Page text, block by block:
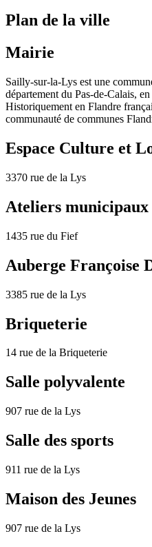
Plan de la ville
Mairie
Sailly-sur-la-Lys est une
département du Pas-de-Calais,
Historiquement en Flandre
communauté de communes
Espace Culture et
3370 rue de la Lys
Ateliers municipaux
1435 rue du Fief
Auberge Françoise
3385 rue de la Lys
Briqueterie
14 rue de la Briqueterie
Salle polyvalente
907 rue de la Lys
Salle des sports
911 rue de la Lys
Maison des Jeunes
907 rue de la Lys